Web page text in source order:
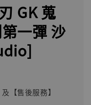
GK 蒐
一彈 沙
【售後服務】